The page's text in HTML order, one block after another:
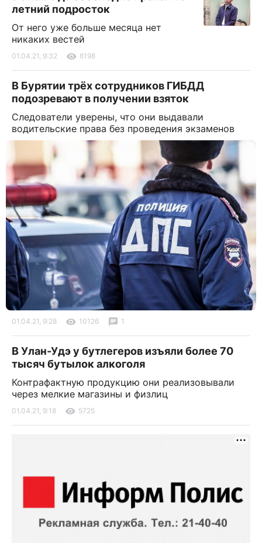
летний подросток
От него уже больше месяца нет
никаких вестей
01.04.21, 9:32 8198
В Бурятии трёх сотрудников ГИБДД
подозревают в получении взяток
Следователи уверены, что они выдавали
водительские права без проведения экзаменов
01.04.21, 9:28 10126 1
В Улан-Удэ у бутлегеров изъяли более 70
тысяч бутылок алкоголя
Контрафактную продукцию они реализовывали
через мелкие магазины и физлиц
01.04.21, 9:18 5725